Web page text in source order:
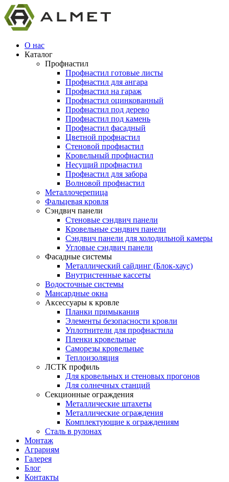
О нас
Каталог
Профнастил
Профнастил готовые листы
Профнастил для ангара
Профнастил на гараж
Профнастил оцинкованный
Профнастил под дерево
Профнастил под камень
Профнастил фасадный
Цветной профнастил
Стеновой профнастил
Кровельный профнастил
Несущий профнастил
Профнастил для забора
Волновой профнастил
Металлочерепица
Фальцевая кровля
Сэндвич панели
Стеновые сэндвич панели
Кровельные сэндвич панели
Сэндвич панели для холодильной камеры
Угловые сэндвич панели
Фасадные системы
Металлический сайдинг (Блок-хаус)
Внутристенные кассеты
Водосточные системы
Мансардные окна
Аксессуары к кровле
Планки примыкания
Элементы безопасности кровли
Уплотнители для профнастила
Пленки кровельные
Саморезы кровельные
Теплоизоляция
ЛСТК профиль
Для кровельных и стеновых прогонов
Для солнечных станций
Секционные ограждения
Металлические штахеты
Металлические ограждения
Комплектующие к ограждениям
Сталь в рулонах
Монтаж
Аграриям
Галерея
Блог
Контакты